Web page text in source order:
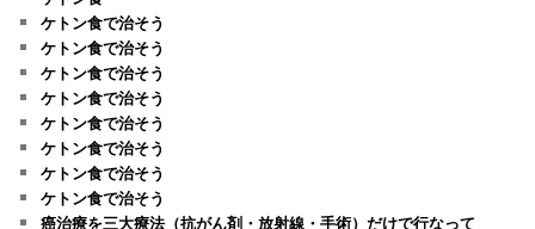
ケトン食で治そう
ケトン食で治そう
ケトン食で治そう
ケトン食で治そう
ケトン食で治そう
ケトン食で治そう
ケトン食で治そう
ケトン食で治そう
癌治療を三大療法（抗がん剤・放射線・手術）だけで行なって